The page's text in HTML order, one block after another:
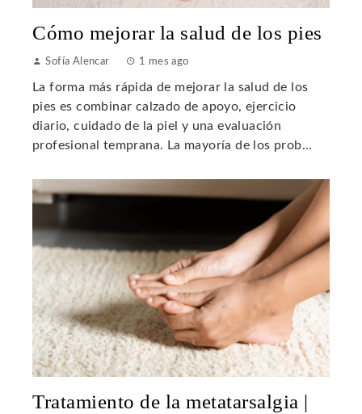
Cómo mejorar la salud de los pies
Sofía Alencar 1 mes ago
La forma más rápida de mejorar la salud de los
pies es combinar calzado de apoyo, ejercicio
diario, cuidado de la piel y una evaluación
profesional temprana. La mayoría de los prob...
Tratamiento de la metatarsalgia |